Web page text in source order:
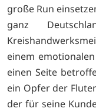
große Run
ganz
einem
einen Seite
ein Opfer der
der für seine